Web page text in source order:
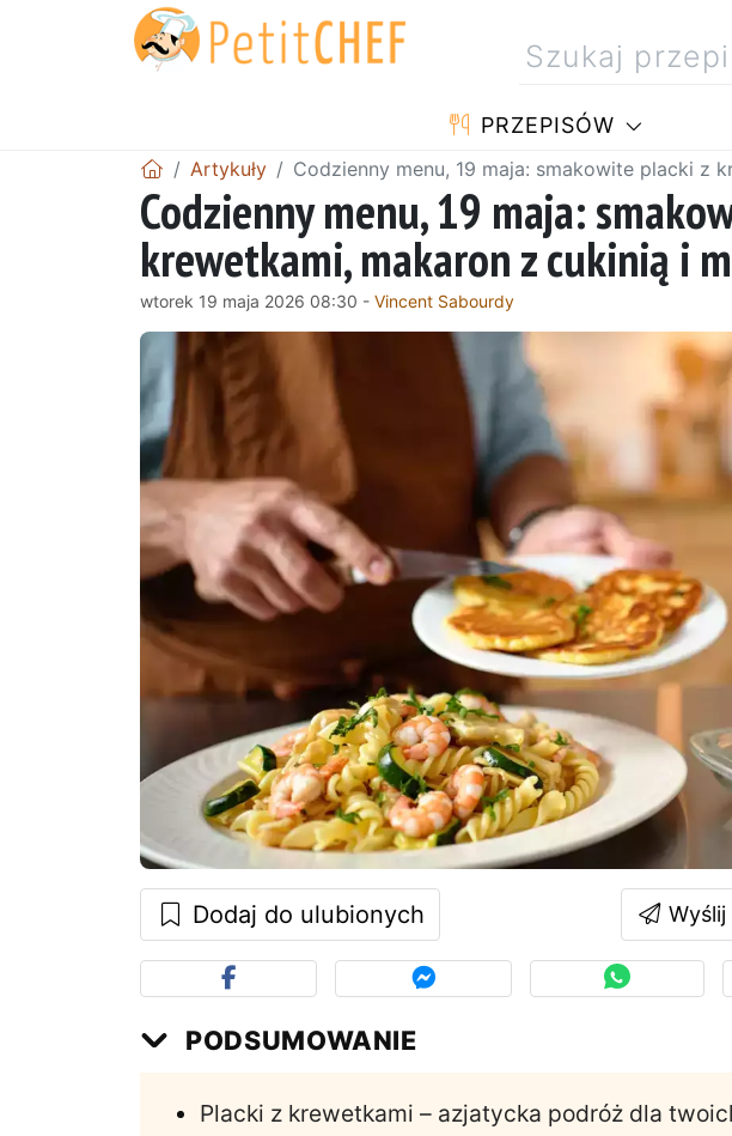
PRZEPISÓW
Artykuły Codzienny menu, 19 maja: smakowite placki z
Codzienny menu, 19 maja:
krewetkami, makaron z cukinią i
wtorek 19 maja 2026 08:30 - Vincent Sabourdy
Dodaj do ulubionych
PODSUMOWANIE
Placki z krewetkami – azjatycka podróż dla